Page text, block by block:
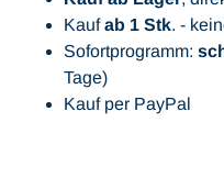
Kaufab 1 Stk. -
Sofortprogramm:
Tage)
Kauf per PayPal